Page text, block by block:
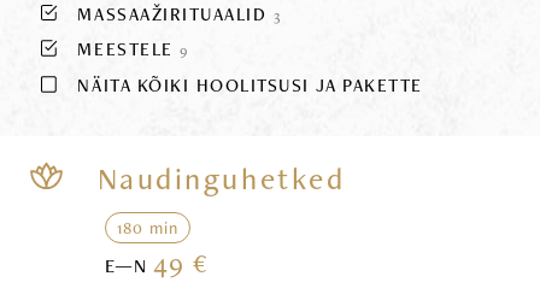
MASSAAŽIRITUAALID 3
MEESTELE9
NÄITA KÕIKI HOOLITSUSI JA PAKETTE
Naudinguhetked
180 min
E—N49 €